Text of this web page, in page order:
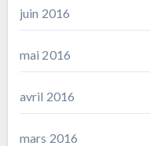
juin 2016
mai 2016
avril 2016
mars 2016